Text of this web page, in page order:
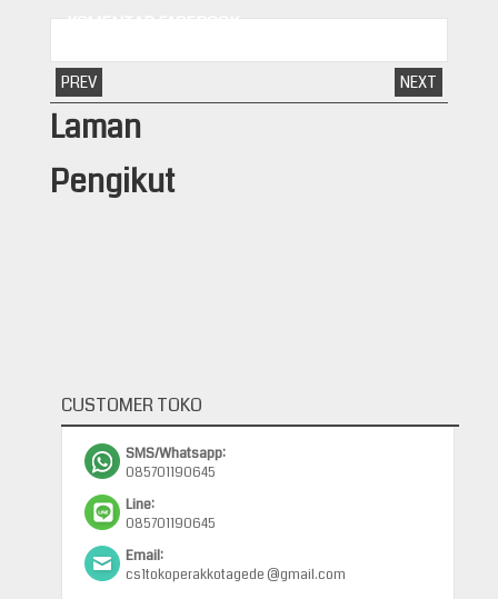
KOMENTAR FACEBOOK
PREV NEXT
Laman
Pengikut
CUSTOMER TOKO
SMS/Whatsapp:
085701190645
Line:
085701190645
Email:
cs1tokoperakkotagede @gmail.com